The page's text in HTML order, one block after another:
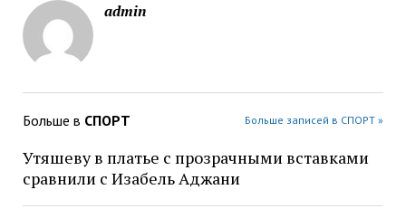
admin
Больше в СПОРТ Больше записей в СПОРТ »
Утяшеву в платье с прозрачными вставками
сравнили с Изабель Аджани